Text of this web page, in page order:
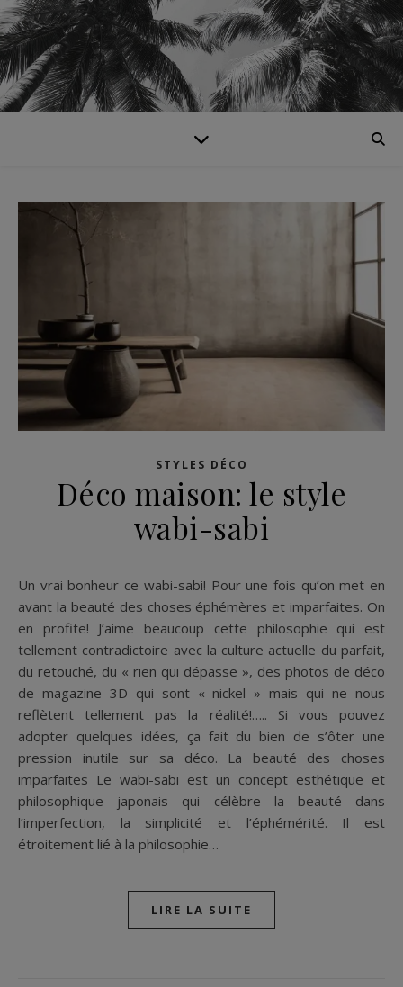
STYLES DÉCO
Déco maison: le style
wabi-sabi
Un vrai bonheur ce wabi-sabi! Pour une fois qu’on met en
avant la beauté des choses éphémères et imparfaites. On
en profite! J’aime beaucoup cette philosophie qui est
tellement contradictoire avec la culture actuelle du parfait,
du retouché, du « rien qui dépasse », des photos de déco
de magazine 3D qui sont « nickel » mais qui ne nous
reflètent tellement pas la réalité!….. Si vous pouvez
adopter quelques idées, ça fait du bien de s’ôter une
pression inutile sur sa déco. La beauté des choses
imparfaites Le wabi-sabi est un concept esthétique et
philosophique japonais qui célèbre la beauté dans
l’imperfection, la simplicité et l’éphémérité. Il est
étroitement lié à la philosophie…
LIRE LA SUITE